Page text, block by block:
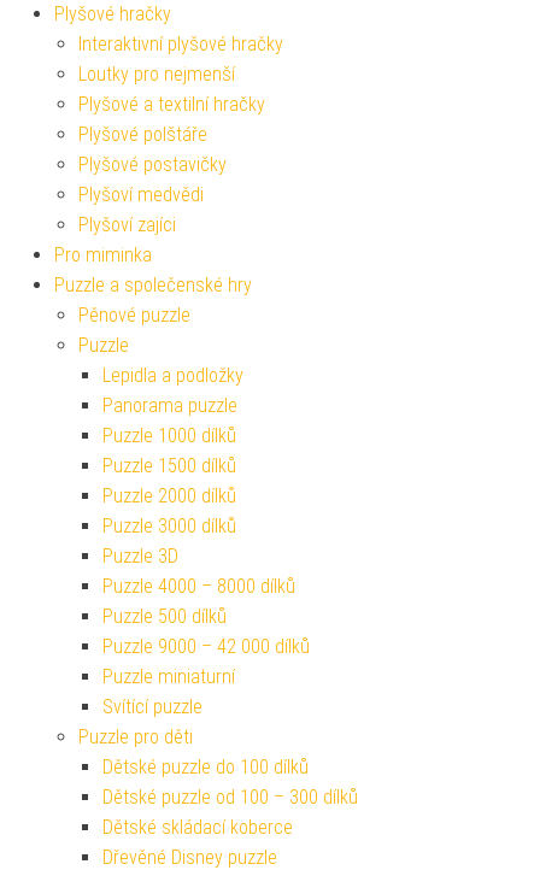
Plyšové hračky
Interaktivní plyšové hračky
Loutky pro nejmenší
Plyšové a textilní hračky
Plyšové polštáře
Plyšové postavičky
Plyšoví medvědi
Plyšoví zajíci
Pro miminka
Puzzle a společenské hry
Pěnové puzzle
Puzzle
Lepidla a podložky
Panorama puzzle
Puzzle 1000 dílků
Puzzle 1500 dílků
Puzzle 2000 dílků
Puzzle 3000 dílků
Puzzle 3D
Puzzle 4000 – 8000 dílků
Puzzle 500 dílků
Puzzle 9000 – 42 000 dílků
Puzzle miniaturní
Svítící puzzle
Puzzle pro děti
Dětské puzzle do 100 dílků
Dětské puzzle od 100 – 300 dílků
Dětské skládací koberce
Dřevěné Disney puzzle